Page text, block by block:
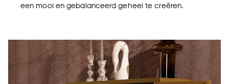
een mooi en gebalanceerd geheel te creëren.